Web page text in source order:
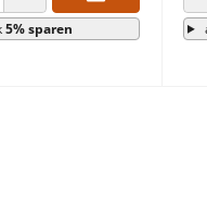
ANZAHL ERHÖHEN
5% sparen